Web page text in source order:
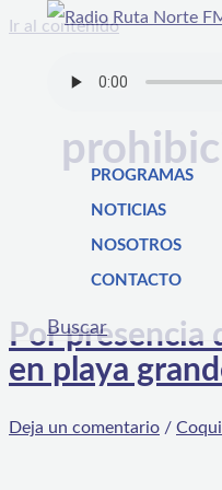
Ir al contenido
PROGRAMAS
NOTICIAS
NOSOTROS
CONTACTO
Buscar
Por presencia
en playa
Deja un comentario /